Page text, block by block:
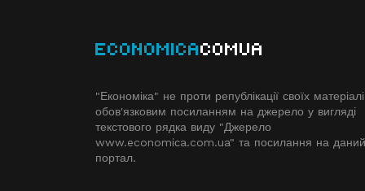
ECONOMICACOMUA
"Економіка" не проти републікації своїх
обов'язковим посиланням на джерело у вигляді
текстового рядка виду "Джерело
www.economiсa.com.ua" та посилання на даний
портал.